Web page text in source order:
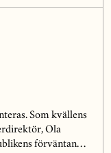
Som kvällens
Ola
förväntan…